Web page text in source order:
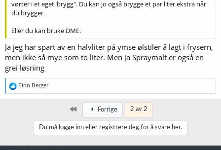
vørter i et eget"brygg". Du kan jo også brygge et par liter ekstra når
du brygger.
Eller du kan bruke DME.
Ja jeg har spart av en halvliter på ymse ølstiler å lagt i frysern,
men ikke så mye som to liter. Men ja Spraymalt er også en
grei løsning
R
e
a
Finn Berger
Først Forrige 2 av 2
Du må logge inn eller registrere deg for å svare her.